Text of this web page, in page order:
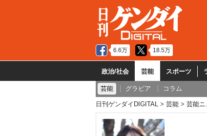
6.6万 18.5万
政治/社会 芸能 スポーツ
芸能 グラビア コラム
日刊ゲンダイDIGITAL 芸能 芸能ニ